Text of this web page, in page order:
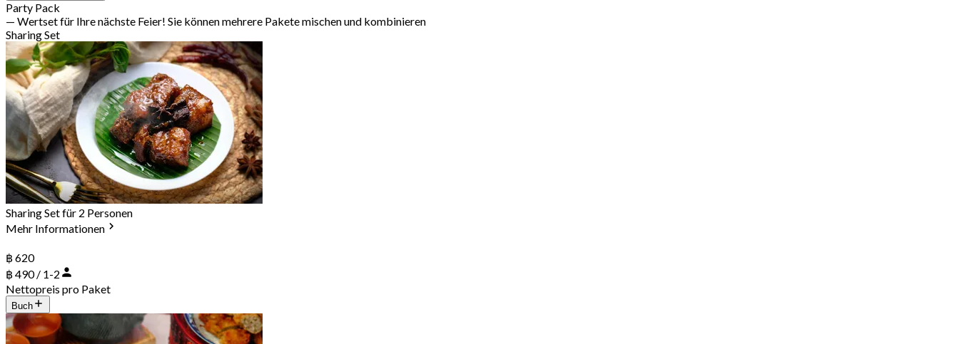
Party Pack
— Wertset für Ihre nächste Feier! Sie können mehrere Pakete mischen und kombinieren
Sharing Set
Sharing Set für 2 Personen
Mehr Informationen
฿ 620
฿ 490 / 1-2
Nettopreis pro Paket
Buch